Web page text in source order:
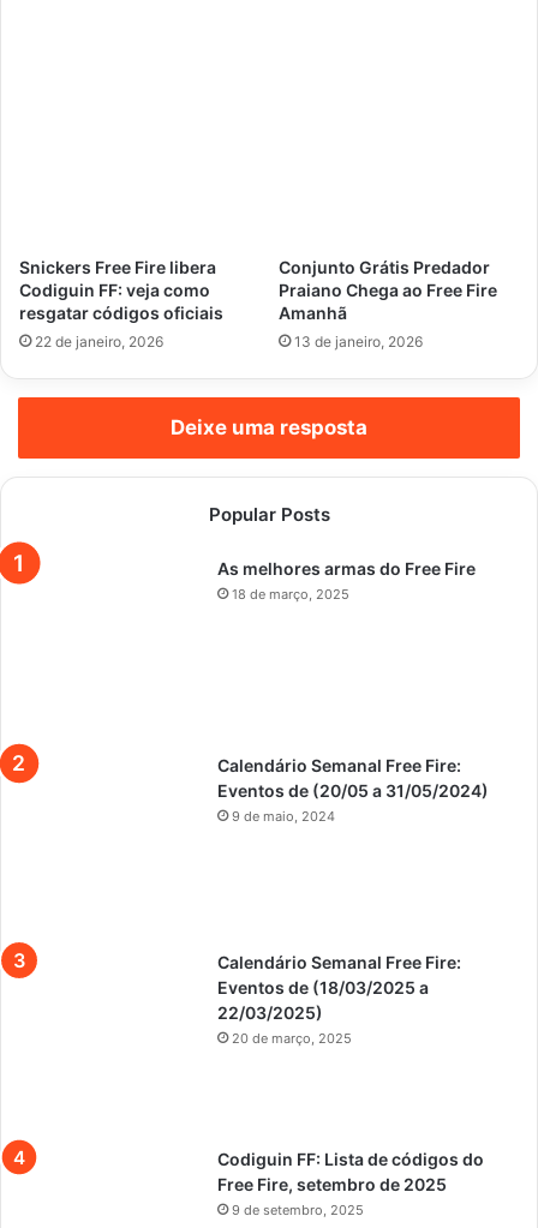
Snickers Free Fire libera
Codiguin FF: veja como
resgatar códigos oficiais
22 de janeiro, 2026
Conjunto Grátis Predador
Praiano Chega ao Free Fire
Amanhã
13 de janeiro, 2026
Deixe uma resposta
Popular Posts
As melhores armas do Free Fire
18 de março, 2025
Calendário Semanal Free Fire:
Eventos de (20/05 a 31/05/2024)
9 de maio, 2024
Calendário Semanal Free Fire:
Eventos de (18/03/2025 a
22/03/2025)
20 de março, 2025
Codiguin FF: Lista de códigos do
Free Fire, setembro de 2025
9 de setembro, 2025